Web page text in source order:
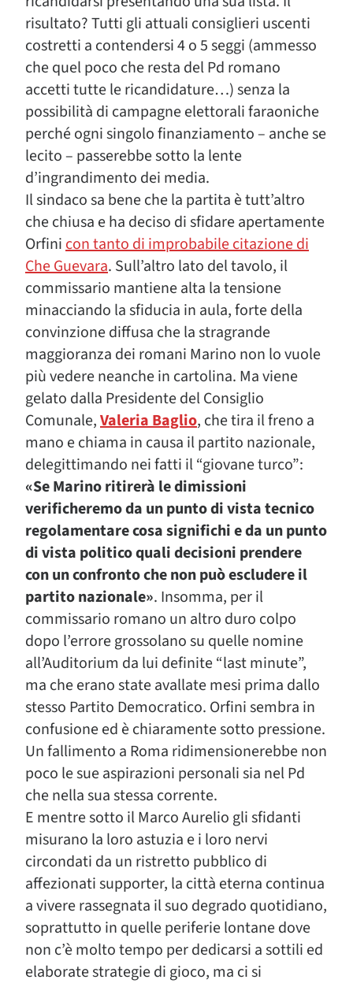
risultato? Tutti gli attuali consiglieri uscenti
costretti a contendersi 4 o 5 seggi (ammesso
che quel poco che resta del Pd romano
accetti tutte le ricandidature…) senza la
possibilità di campagne elettorali faraoniche
perché ogni singolo finanziamento – anche se
lecito – passerebbe sotto la lente
d’ingrandimento dei media.
Il sindaco sa bene che la partita è tutt’altro
che chiusa e ha deciso di sfidare apertamente
Orfinicon tanto di improbabile citazione di
Che Guevara. Sull’altro lato del tavolo, il
commissario mantiene alta la tensione
minacciando la sfiducia in aula, forte della
convinzione diffusa che la stragrande
maggioranza dei romani Marino non lo vuole
più vedere neanche in cartolina. Ma viene
gelato dalla Presidente del Consiglio
Comunale,Valeria Baglio, che tira il freno a
mano e chiama in causa il partito nazionale,
delegittimando nei fatti il “giovane turco”:
«Se Marino ritirerà le dimissioni
verificheremo da un punto di vista tecnico
regolamentare cosa significhi e da un punto
di vista politico quali decisioni prendere
con un confronto che non può escludere il
partito nazionale». Insomma, per il
commissario romano un altro duro colpo
dopo l’errore grossolano su quelle nomine
all’Auditorium da lui definite “last minute”,
ma che erano state avallate mesi prima dallo
stesso Partito Democratico. Orfini sembra in
confusione ed è chiaramente sotto pressione.
Un fallimento a Roma ridimensionerebbe non
poco le sue aspirazioni personali sia nel Pd
che nella sua stessa corrente.
E mentre sotto il Marco Aurelio gli sfidanti
misurano la loro astuzia e i loro nervi
circondati da un ristretto pubblico di
affezionati supporter, la città eterna continua
a vivere rassegnata il suo degrado quotidiano,
soprattutto in quelle periferie lontane dove
non c’è molto tempo per dedicarsi a sottili ed
elaborate strategie di gioco, ma ci si